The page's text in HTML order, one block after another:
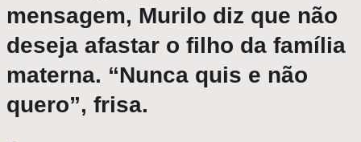
mensagem, Murilo diz que não
deseja afastar o filho da família
materna. “Nunca quis e não
quero”, frisa.